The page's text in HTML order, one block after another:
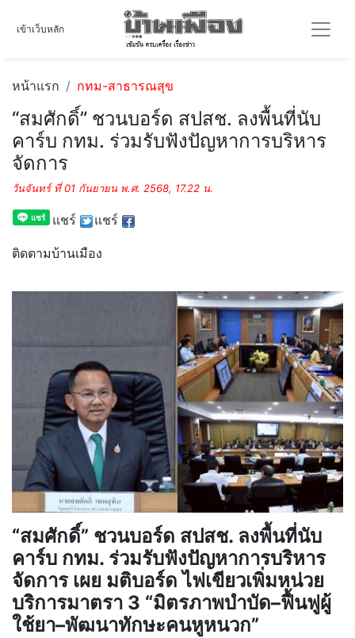
เข้าเว็บหลัก
หน้าแรก กทม-สาธารณสุข
“สมศักดิ์” ชวนบอร์ด สปสช. ลงพื้นที่นับ
คาร์บ กทม. ร่วมรับฟังปัญหาการบริหาร
จัดการ
วันจันทร์ ที่ 01 กันยายน พ.ศ. 2568, 17.22 น.
แชร์ แชร์
ติดตามบ้านเมือง
“สมศักดิ์” ชวนบอร์ด สปสช. ลงพื้นที่นับ
คาร์บ กทม. ร่วมรับฟังปัญหาการบริหาร
จัดการ เผย มติบอร์ด ไฟเขียวเพิ่มหน่วย
บริการมาตรา 3 “มิตรภาพบำบัด–ฟื้นฟูผู้
ใช้ยา–พัฒนาทักษะคนหูหนวก”